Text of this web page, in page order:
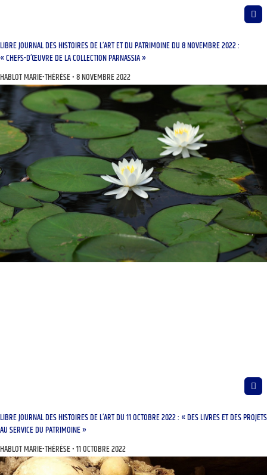
LIBRE JOURNAL DES HISTOIRES DE L’ART ET DU PATRIMOINE DU 8 NOVEMBRE 2022 :
« CHEFS-D’ŒUVRE DE LA COLLECTION PARNASSIA »
HABLOT MARIE-THÉRÈSE 8 NOVEMBRE 2022
LIBRE JOURNAL DES HISTOIRES DE L’ART DU 11 OCTOBRE 2022 : « DES LIVRES ET DES PROJETS
AU SERVICE DU PATRIMOINE »
HABLOT MARIE-THÉRÈSE 11 OCTOBRE 2022